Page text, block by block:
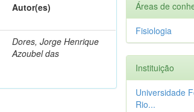
Autor(es)
Dores, Jorge Henrique
Azoubel das
Áreas de
Fisiologia
Instituição
Universidade
Rio...